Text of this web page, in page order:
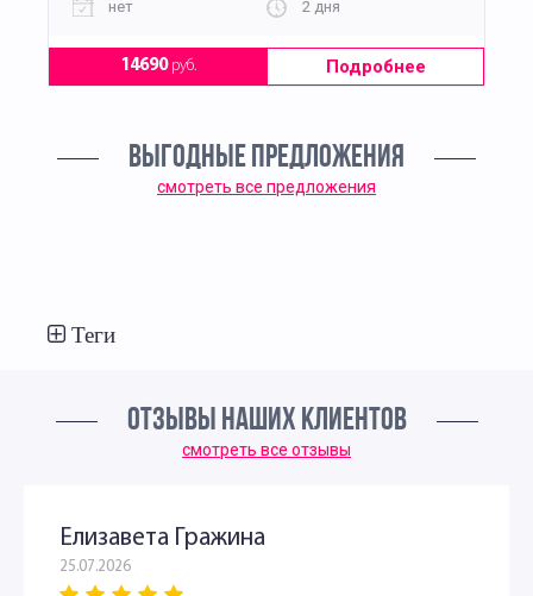
нет
2 дня
14690руб. Подробнее
ВЫГОДНЫЕ ПРЕДЛОЖЕНИЯ
смотреть все предложения
Теги
ОТЗЫВЫ НАШИХ КЛИЕНТОВ
смотреть все отзывы
Елизавета Гражина
25.07.2026